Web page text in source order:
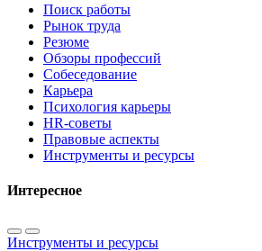
Поиск работы
Рынок труда
Резюме
Обзоры профессий
Собеседование
Карьера
Психология карьеры
HR-советы
Правовые аспекты
Инструменты и ресурсы
Интересное
Инструменты и ресурсы